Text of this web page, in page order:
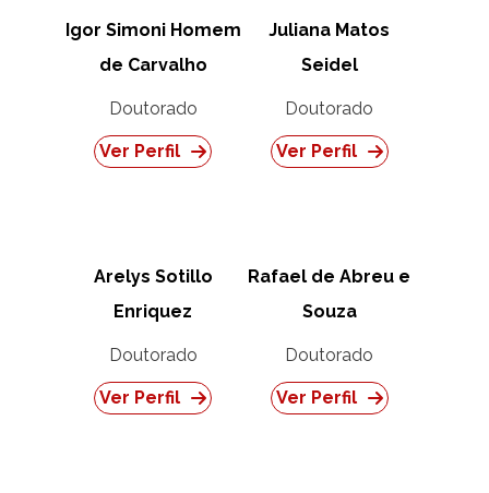
Igor Simoni Homem
de Carvalho
Doutorado
Ver Perfil
Juliana Matos
Seidel
Doutorado
Ver Perfil
Arelys Sotillo
Enriquez
Doutorado
Ver Perfil
Rafael de Abreu e
Souza
Doutorado
Ver Perfil